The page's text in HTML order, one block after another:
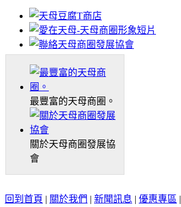
最豐富的天母商圈。
關於天母商圈發展協
會
回到首頁 | 關於我們 | 新聞訊息 | 優惠專區 |